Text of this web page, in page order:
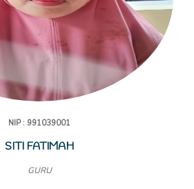
NIP : 991039001
SITI FATIMAH
GURU